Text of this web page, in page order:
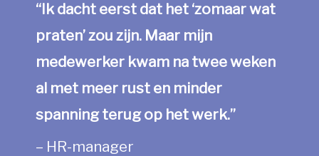
“Ik dacht eerst dat het ‘zomaar wat
praten’ zou zijn. Maar mijn
medewerker kwam na twee weken
al met meer rust en minder
spanning terug op het werk.”
– HR-manager